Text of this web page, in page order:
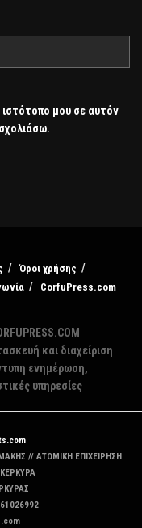
μου σε αυτόν
Όροι χρήσης
CorfuPress.com
και διαχείριση
ενημέρωση,
υπηρεσίες
// ΑΤΟΜΙΚΗ ΕΠΙΧΕΙΡΗΣΗ